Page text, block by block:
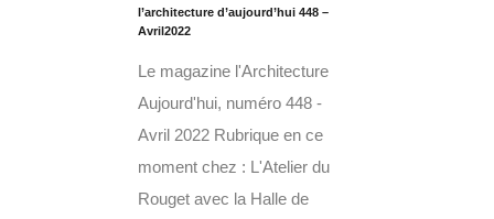
l’architecture d’aujourd’hui 448 –
Avril2022
Le magazine l'Architecture
Aujourd'hui, numéro 448 -
Avril 2022 Rubrique en ce
moment chez : L'Atelier du
Rouget avec la Halle de